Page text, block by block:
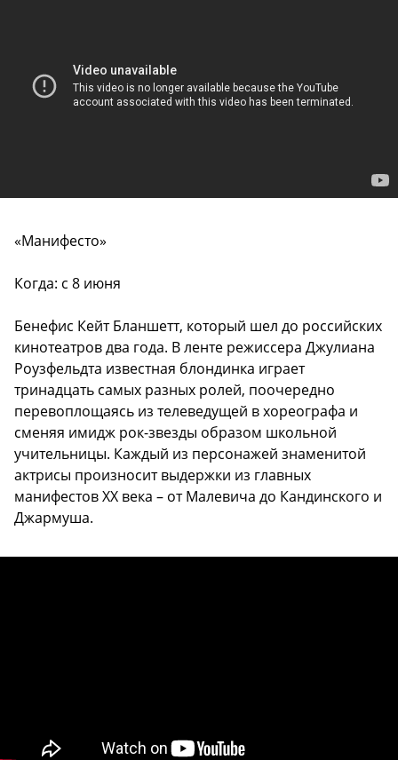
«Манифесто»
Когда: с 8 июня
Бенефис Кейт Бланшетт, который шел до российских
кинотеатров два года. В ленте режиссера Джулиана
Роузфельдта известная блондинка играет
тринадцать самых разных ролей, поочередно
перевоплощаясь из телеведущей в хореографа и
сменяя имидж рок-звезды образом школьной
учительницы. Каждый из персонажей знаменитой
актрисы произносит выдержки из главных
манифестов XX века – от Малевича до Кандинского и
Джармуша.